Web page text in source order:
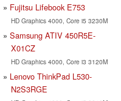
Fujitsu Lifebook E753
HD Graphics 4000, Core i5 3230M
Samsung ATIV 450R5E-
X01CZ
HD Graphics 4000, Core i3 3120M
Lenovo ThinkPad L530-
N2S3RGE